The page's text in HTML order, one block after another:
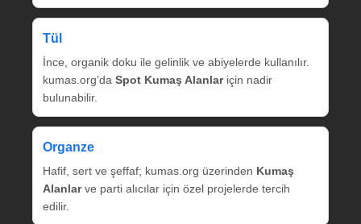
Tül
İnce, organik doku ile gelinlik ve abiyelerde kullanılır.
kumas.org’da Spot Kumaş Alanlariçin nadir
bulunabilir.
Organze
Hafif, sert ve şeffaf; kumas.org üzerinden Kumaş
Alanlarve parti alıcılar için özel projelerde tercih
edilir.